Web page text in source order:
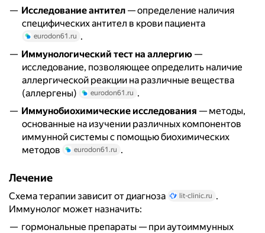
Исследование антител — определение наличия
специфических антител в крови пациента
eurodon61.ru .
Иммунологический тест на аллергию —
исследование, позволяющее определить наличие
аллергической реакции на различные вещества
(аллергены)
eurodon61.ru .
Иммунобиохимические исследования — методы,
основанные на изучении различных компонентов
иммунной системы с помощью биохимических
методов
eurodon61.ru .
Лечение
Схема терапии зависит от диагноза lit-clinic.ru .
Иммунолог может назначить:
гормональные препараты — при аутоиммунных